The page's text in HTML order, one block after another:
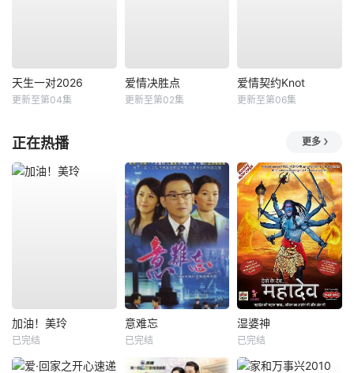
天生一对2026
更新至第04集
爱情决胜点
更新至第02集
爱情契约Knot
更新至第06集
正在热播 更多
加油！美玲
已完结
意难忘
已完结
湿婆神
已完结